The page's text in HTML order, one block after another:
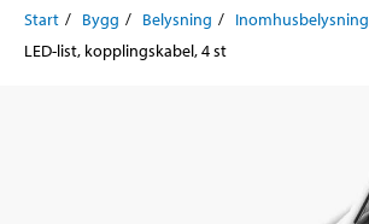
Start Bygg Belysning Inomhusbelysning
LED-list, kopplingskabel, 4 st